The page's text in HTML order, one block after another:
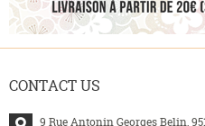
CONTACTUS
9 Rue Antonin Georges Belin,